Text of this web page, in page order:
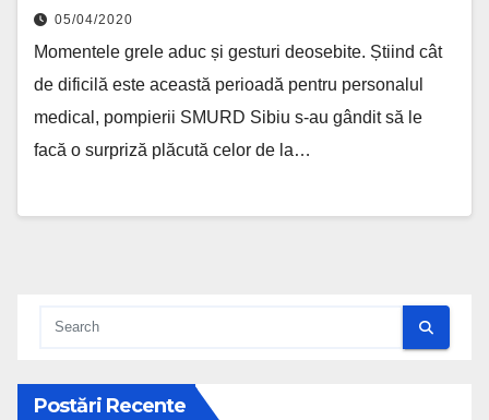
05/04/2020
Momentele grele aduc și gesturi deosebite. Știind cât
de dificilă este această perioadă pentru personalul
medical, pompierii SMURD Sibiu s-au gândit să le
facă o surpriză plăcută celor de la…
Postări Recente